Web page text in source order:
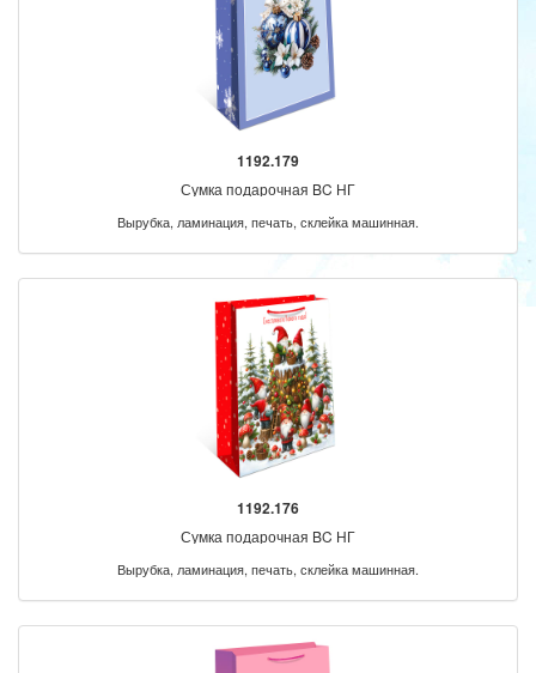
1192.179
Сумка подарочная BC НГ
Вырубка, ламинация, печать, склейка машинная.
1192.176
Сумка подарочная BC НГ
Вырубка, ламинация, печать, склейка машинная.